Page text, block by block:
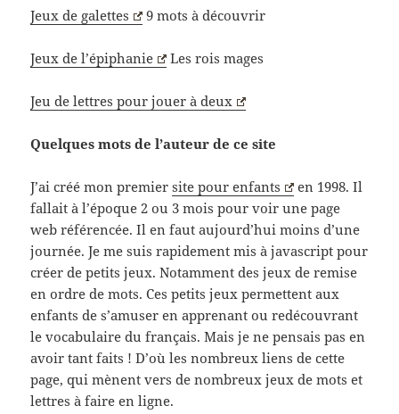
Jeux de galettes 9 mots à découvrir
Jeux de l’épiphanie Les rois mages
Jeu de lettres pour jouer à deux
Quelques mots de l’auteur de ce site
J’ai créé mon premiersite pour enfants
en 1998. Il
fallait à l’époque 2 ou 3 mois pour voir une page
web référencée. Il en faut aujourd’hui moins d’une
journée. Je me suis rapidement mis à javascript pour
créer de petits jeux. Notamment des jeux de remise
en ordre de mots. Ces petits jeux permettent aux
enfants de s’amuser en apprenant ou redécouvrant
le vocabulaire du français. Mais je ne pensais pas en
avoir tant faits ! D’où les nombreux liens de cette
page, qui mènent vers de nombreux jeux de mots et
lettres à faire en ligne.